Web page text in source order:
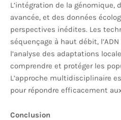
L’intégration de la génomique,
avancée, et des données
perspectives inédites. Les
séquençage à haut débit,
l’analyse des adaptations
comprendre et protéger les
L’approche multidisciplinaire
pour répondre efficacement
Conclusion